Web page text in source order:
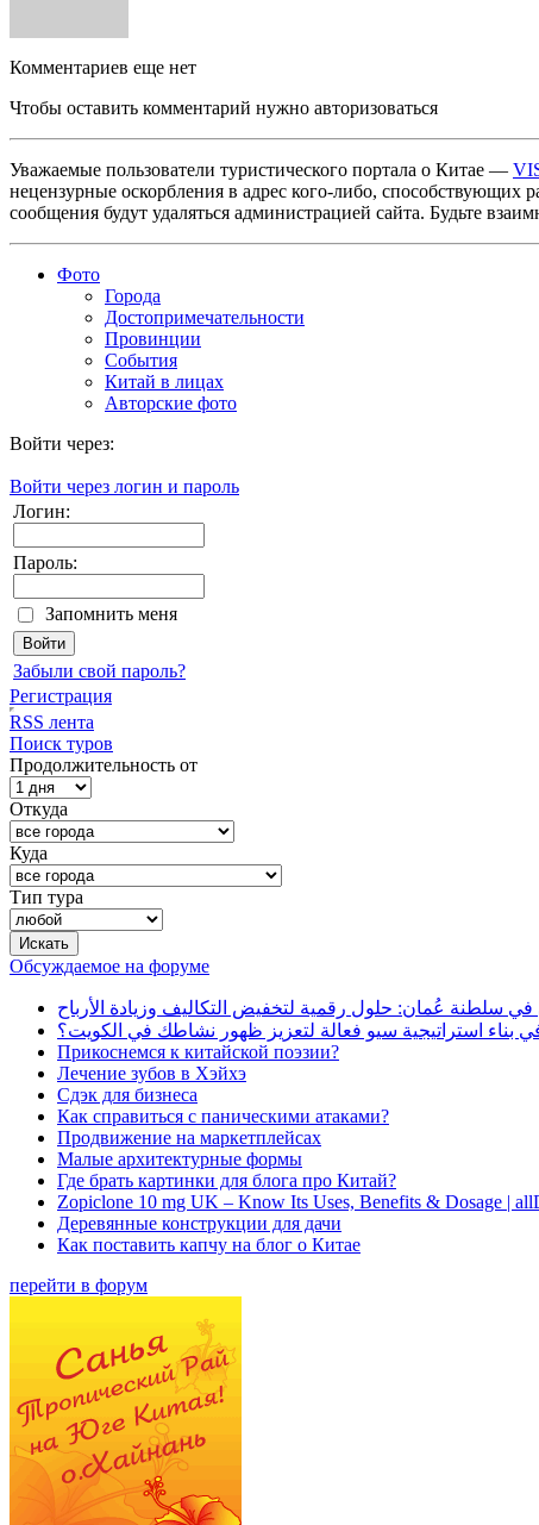
Комментариев еще нет
Чтобы оставить комментарий нужно авторизоваться
Уважаемые пользователи туристического портала о Китае —
нецензурные оскорбления в адрес кого-либо,
сообщения будут удаляться администрацией сайта. Будьте
Фото
Города
Достопримечательности
Провинции
События
Китай в лицах
Авторские фото
Войти через:
Войти через логин и пароль
Логин:
Пароль:
Запомнить меня
Забыли свой пароль?
Регистрация
RSS лента
Поиск туров
Продолжительность от
Откуда
Куда
Тип тура
Обсуждаемое на форуме
في سلطنة عُمان: حلول رقمية لتخفيض التكاليف وزيادة الأرباح
استراتيجية سيو فعالة لتعزيز ظهور نشاطك في الكويت؟
Прикоснемся к китайской поэзии?
Лечение зубов в Хэйхэ
Сдэк для бизнеса
Как справиться с паническими атаками?
Продвижение на маркетплейсах
Малые архитектурные формы
Где брать картинки для блога про Китай?
Zopiclone 10 mg UK – Know Its Uses, Benefits & Dosage |
Деревянные конструкции для дачи
Как поставить капчу на блог о Китае
перейти в форум